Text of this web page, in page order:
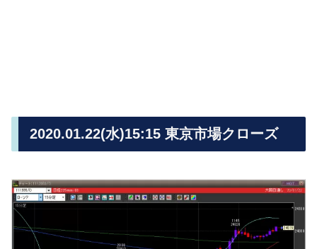
2020.01.22(水)15:15 東京市場クローズ